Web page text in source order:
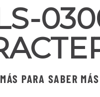
PARA SABER MÁS